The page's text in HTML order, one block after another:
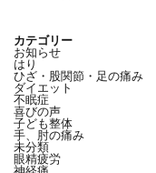
カテゴリー
お知らせ
はり
ひざ・股関節・足の痛み
ダイエット
不眠症
喜びの声
子ども整体
手、肘の痛み
未分類
眼精疲労
神経痛